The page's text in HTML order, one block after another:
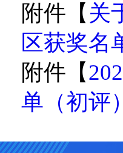
附件【 关
区获奖名
附件【
单（初评